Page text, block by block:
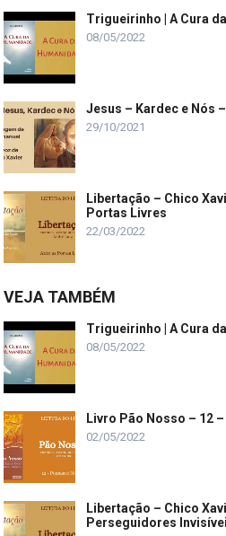
Trigueirinho | A Cura
08/05/2022
Jesus – Kardec e Nós
29/10/2021
Libertação – Chico
Portas Livres
22/03/2022
VEJA TAMBÉM
Trigueirinho | A Cura
08/05/2022
Livro Pão Nosso – 12
02/05/2022
Libertação – Chico
Perseguidores